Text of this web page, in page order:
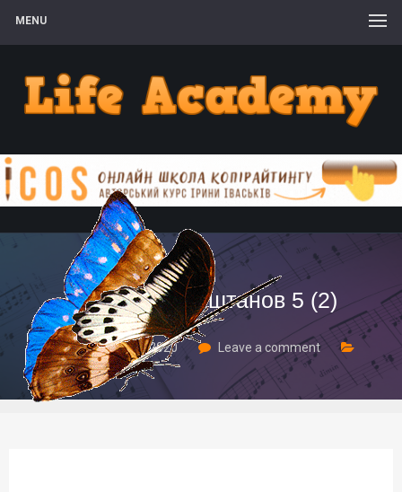
MENU
поделки из каштанов 5 (2)
22 Жовтня, 2020 Leave a comment